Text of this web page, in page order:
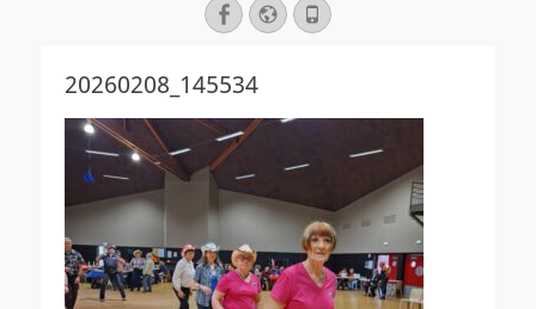
Facebook
Site
web
Tél
20260208_145534